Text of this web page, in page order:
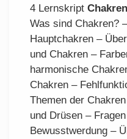
4 Lernskript
Was sind Chakren?
Hauptchakren –
und Chakren –
harmonische
Chakren –
Themen der
und Drüsen –
Bewusstwerdung –